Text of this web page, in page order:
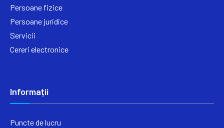
Persoane fizice
Persoane juridice
Servicii
Cereri electronice
Informații
Puncte de lucru